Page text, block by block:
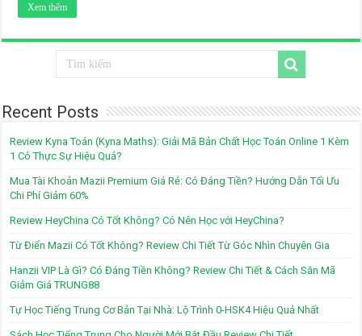
Xem thêm
Recent Posts
Review Kyna Toán (Kyna Maths): Giải Mã Bản Chất Học Toán Online 1 Kèm
1 Có Thực Sự Hiệu Quả?
Mua Tài Khoản Mazii Premium Giá Rẻ: Có Đáng Tiền? Hướng Dẫn Tối Ưu
Chi Phí Giảm 60%
Review HeyChina Có Tốt Không? Có Nên Học với HeyChina?
Từ Điển Mazii Có Tốt Không? Review Chi Tiết Từ Góc Nhìn Chuyên Gia
Hanzii VIP Là Gì? Có Đáng Tiền Không? Review Chi Tiết & Cách Săn Mã
Giảm Giá TRUNG88
Tự Học Tiếng Trung Cơ Bản Tại Nhà: Lộ Trình 0-HSK4 Hiệu Quả Nhất